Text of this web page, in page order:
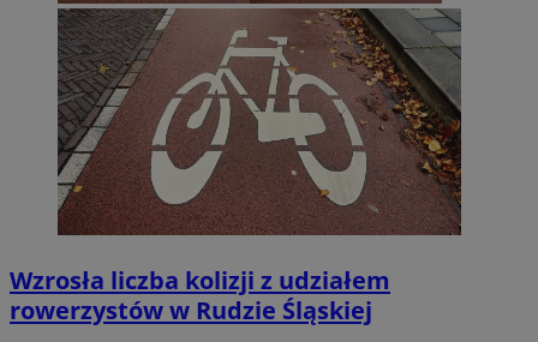
Wzrosła liczba kolizji z udziałem
rowerzystów w Rudzie Śląskiej